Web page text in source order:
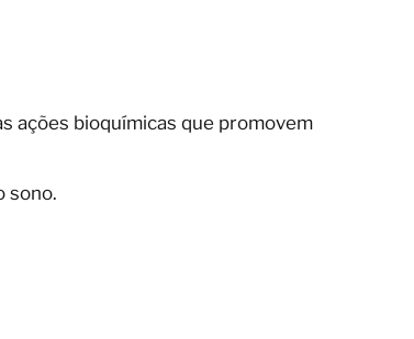
ações bioquímicas que promovem
sono.